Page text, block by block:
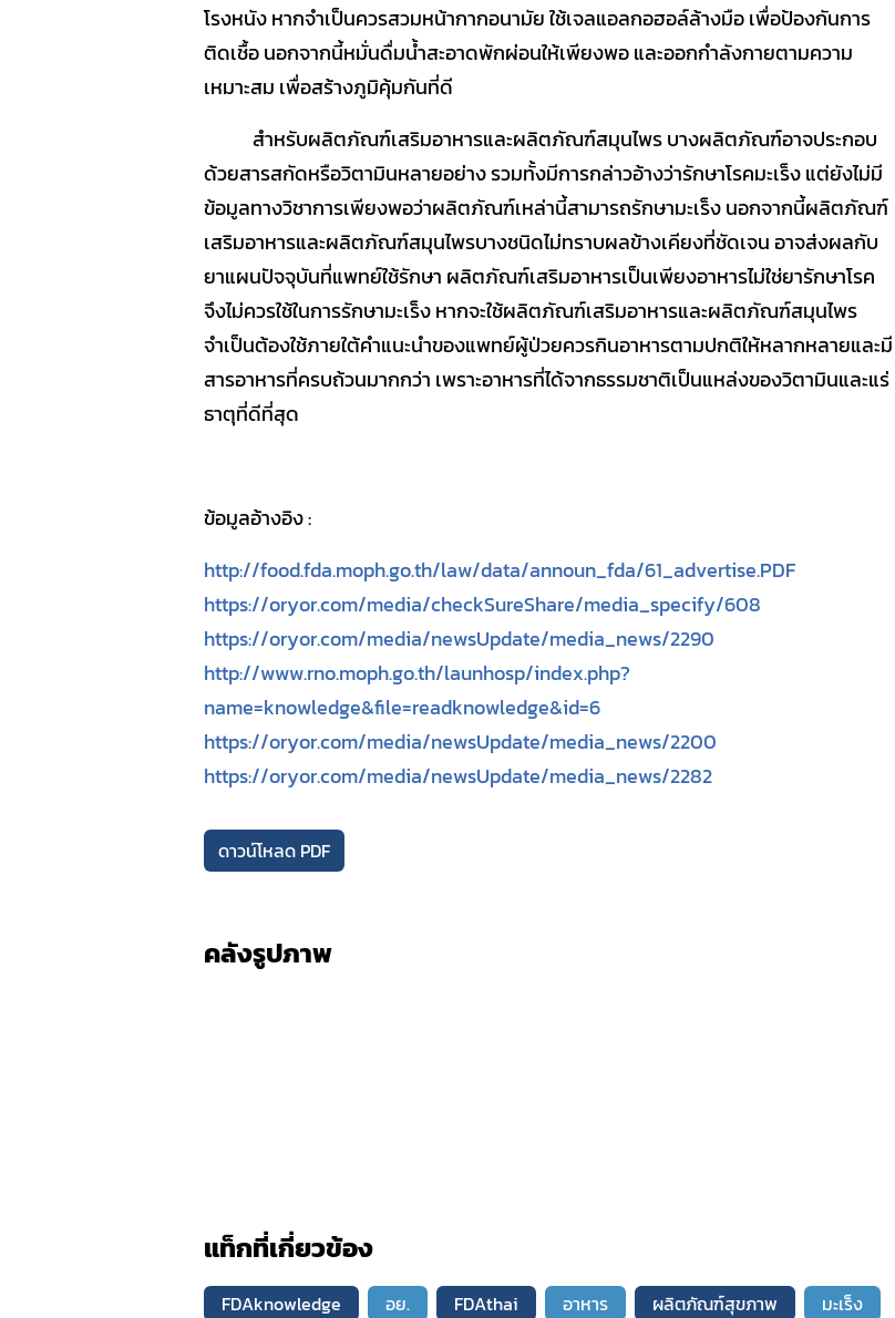
โรงหนัง หากจำเป็นควรสวมหน้ากากอนามัย ใช้เจลแอลกอฮอล์ล้างมือ เพื่อป้องกันการ
ติดเชื้อ นอกจากนี้หมั่นดื่มน้ำสะอาดพักผ่อนให้เพียงพอ และออกกำลังกายตามความ
เหมาะสม เพื่อสร้างภูมิคุ้มกันที่ดี
สำหรับผลิตภัณฑ์เสริมอาหารและผลิตภัณฑ์สมุนไพร บางผลิตภัณฑ์อาจประกอบ
ด้วยสารสกัดหรือวิตามินหลายอย่าง รวมทั้งมีการกล่าวอ้างว่ารักษาโรคมะเร็ง แต่ยังไม่มี
ข้อมูลทางวิชาการเพียงพอว่าผลิตภัณฑ์เหล่านี้สามารถรักษามะเร็ง นอกจากนี้ผลิตภัณฑ์
เสริมอาหารและผลิตภัณฑ์สมุนไพรบางชนิดไม่ทราบผลข้างเคียงที่ชัดเจน อาจส่งผลกับ
ยาแผนปัจจุบันที่แพทย์ใช้รักษา ผลิตภัณฑ์เสริมอาหารเป็นเพียงอาหารไม่ใช่ยารักษาโรค
จึงไม่ควรใช้ในการรักษามะเร็ง หากจะใช้ผลิตภัณฑ์เสริมอาหารและผลิตภัณฑ์สมุนไพร
จำเป็นต้องใช้ภายใต้คำแนะนำของแพทย์ผู้ป่วยควรกินอาหารตามปกติให้หลากหลายและมี
สารอาหารที่ครบถ้วนมากกว่า เพราะอาหารที่ได้จากธรรมชาติเป็นแหล่งของวิตามินและแร่
ธาตุที่ดีที่สุด
ข้อมูลอ้างอิง :
http://food.fda.moph.go.th/law/data/announ_fda/61_advertise.PDF
https://oryor.com/media/checkSureShare/media_specify/608
https://oryor.com/media/newsUpdate/media_news/2290
http://www.rno.moph.go.th/launhosp/index.php?
name=knowledge&file=readknowledge&id=6
https://oryor.com/media/newsUpdate/media_news/2200
https://oryor.com/media/newsUpdate/media_news/2282
ดาวน์โหลด PDF
คลังรูปภาพ
แท็กที่เกี่ยวข้อง
FDAknowledge อย. FDAthai อาหาร ผลิตภัณฑ์สุขภาพ มะเร็ง